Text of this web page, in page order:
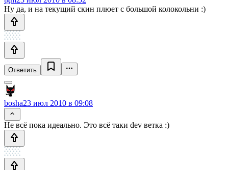
Ну да, и на текущий скин плюет с большой колокольни :)
Ответить
bosha23 июл 2010 в 09:08
Не всё пока идеально. Это всё таки dev ветка :)